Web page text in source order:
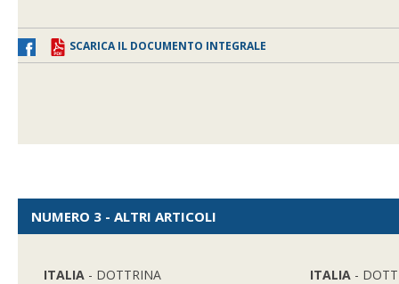
SCARICA IL DOCUMENTO INTEGRALE
NUMERO 3 - ALTRI ARTICOLI
ITALIA - DOTTRINA ITALIA -